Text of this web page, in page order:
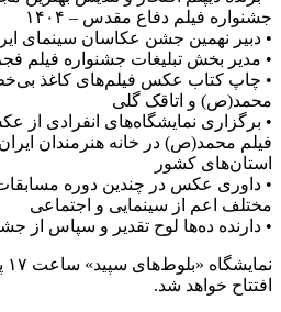
جشنواره فیلم دفاع مقدس – ۱۴۰۴
• دبیر نهمین جشن عکاسان سینمای ایران
• مدیر بخش تبلیغات جشنواره فیلم فجر
• چاپ کتاب عکس فیلم‌های کاغذ
محمد(ص) و اتاقک گلی
• برگزاری نمایشگاه‌های انفرادی
فیلم محمد(ص) در خانه هنرمندان ایران
استان‌های کشور
• داوری عکس در چندین دوره
مختلف اعم از سینمایی و اجتماعی
• دارنده ده‌ها لوح تقدیر و سپاس از
افتتاح خواهد شد.